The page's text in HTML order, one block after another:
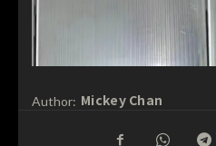
Author: Mickey Chan